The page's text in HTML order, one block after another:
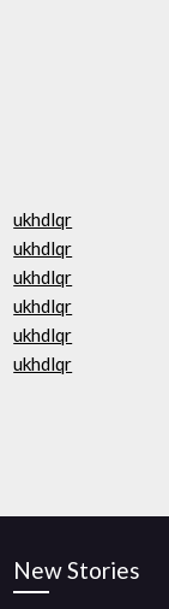
ukhdlqr
ukhdlqr
ukhdlqr
ukhdlqr
ukhdlqr
ukhdlqr
New Stories